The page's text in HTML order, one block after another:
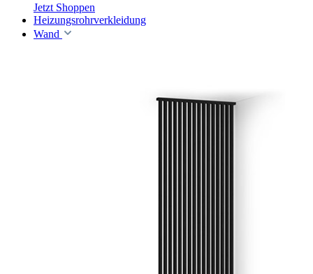
Jetzt Shoppen
Heizungsrohrverkleidung
Wand